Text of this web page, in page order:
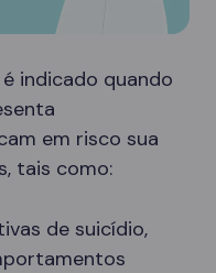
indicado quando
em risco sua
tais como:
de suicídio,